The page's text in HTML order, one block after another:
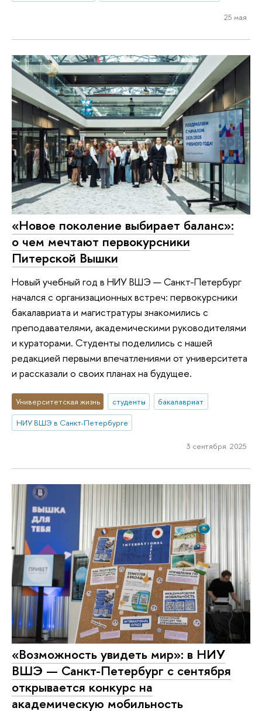
25 мая
«Новое поколение выбирает баланс»:
о чем мечтают первокурсники
Питерской Вышки
Новый учебный год в НИУ ВШЭ — Санкт-Петербург
начался с организационных встреч: первокурсники
бакалавриата и магистратуры знакомились с
преподавателями, академическими руководителями
и кураторами. Студенты поделились с нашей
редакцией первыми впечатлениями от университета
и рассказали о своих планах на будущее.
Университетская жизнь студенты
бакалавриат
НИУ ВШЭ в Санкт-Петербурге
3 сентября 2025
«Возможность увидеть мир»: в НИУ
ВШЭ — Санкт-Петербург с сентября
открывается конкурс на
академическую мобильность